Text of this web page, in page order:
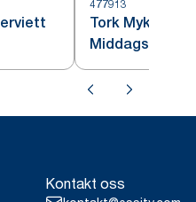
477913
Tork Myk Lys Blå
Middagsserviett
Kontakt oss